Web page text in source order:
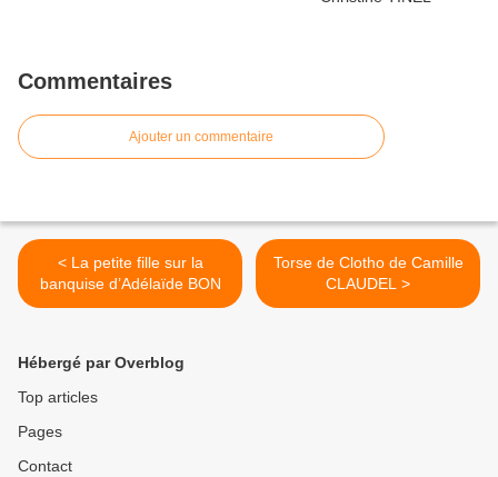
Commentaires
Ajouter un commentaire
< La petite fille sur la
banquise d’Adélaïde BON
Torse de Clotho de Camille
CLAUDEL >
Hébergé par Overblog
Top articles
Pages
Contact